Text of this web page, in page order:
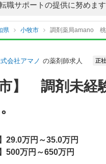
職サポートの提供に努めます
県 小牧市 調剤薬局amano
会社アマノ の薬剤師求人 正
市】 調剤未経
29.0万円～35.0万円
500万円～650万円